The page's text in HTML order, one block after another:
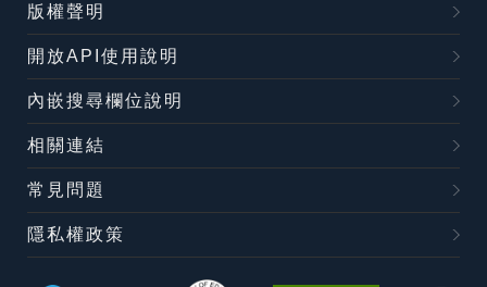
版權聲明
開放API使用說明
內嵌搜尋欄位說明
相關連結
常見問題
隱私權政策